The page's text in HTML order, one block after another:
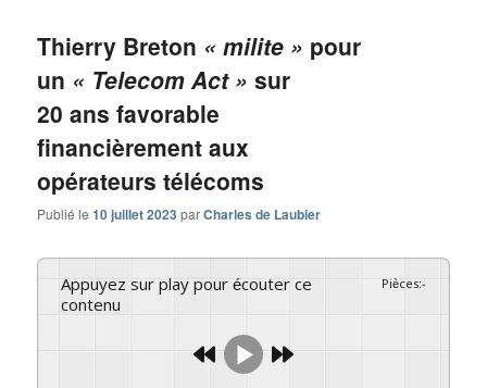
Thierry Breton « milite » pour
un « Telecom Act » sur
20 ans favorable
financièrement aux
opérateurs télécoms
Publié le10 juillet 2023 parCharles de Laubier
Appuyez sur play pour écouter ce
contenu
Pièces:-